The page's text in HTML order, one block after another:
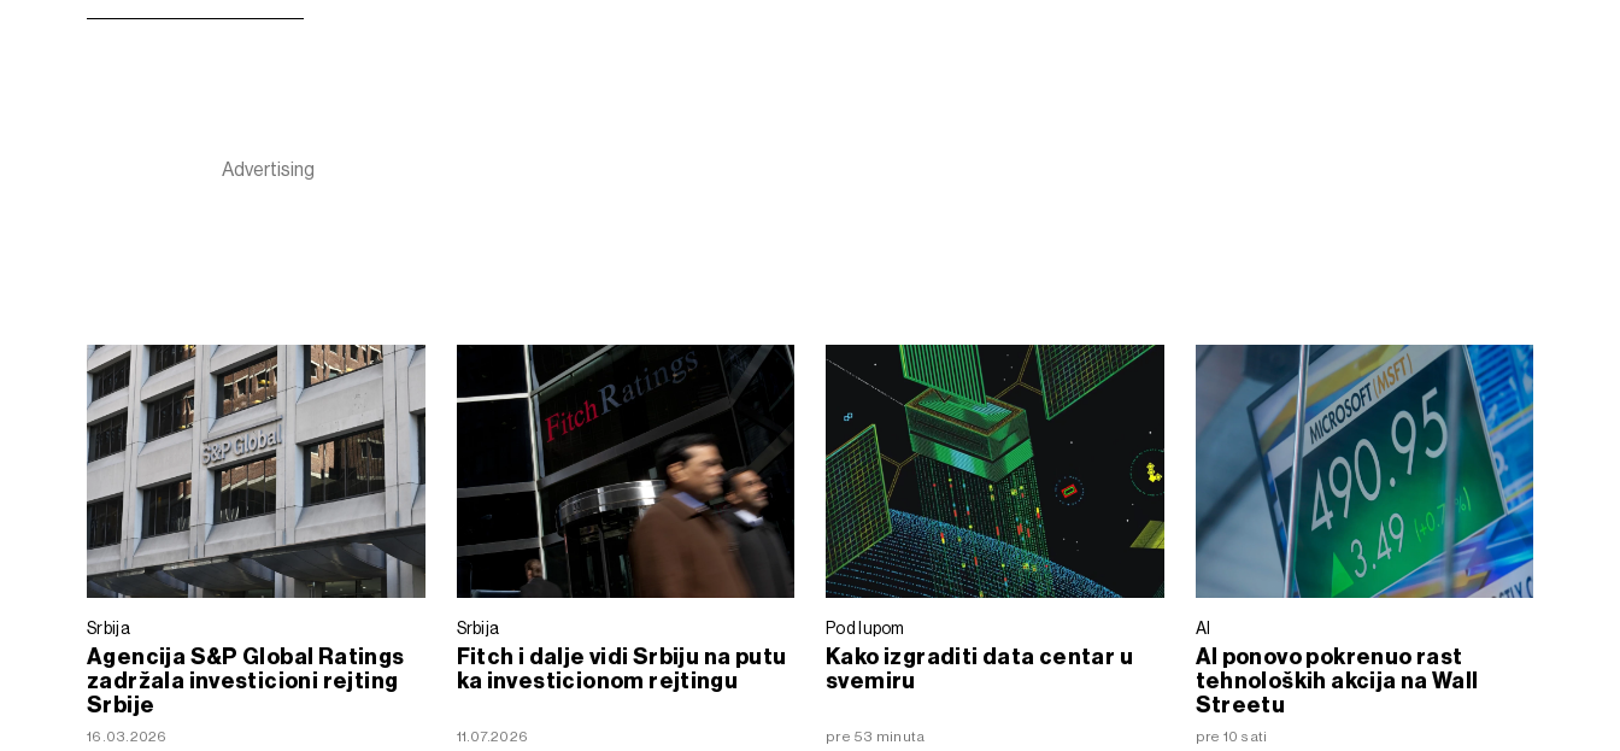
Srbija
Agencija S&P Global Ratings
zadržala investicioni rejting
Srbije
16.03.2026
Srbija
Fitch i dalje vidi Srbiju na putu
ka investicionom rejtingu
11.07.2026
Pod lupom
Kako izgraditi data centar u
svemiru
pre 53 minuta
AI
AI ponovo pokrenuo rast
tehnoloških akcija na Wall
Streetu
pre 10 sati